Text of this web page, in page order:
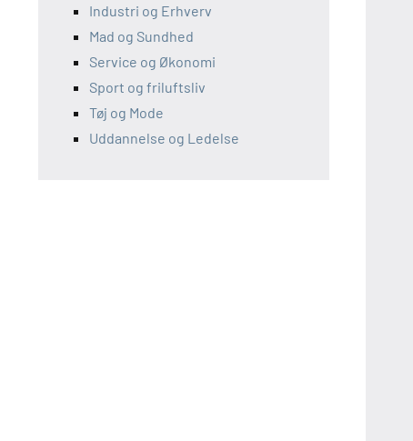
Industri og Erhverv
Mad og Sundhed
Service og Økonomi
Sport og friluftsliv
Tøj og Mode
Uddannelse og Ledelse